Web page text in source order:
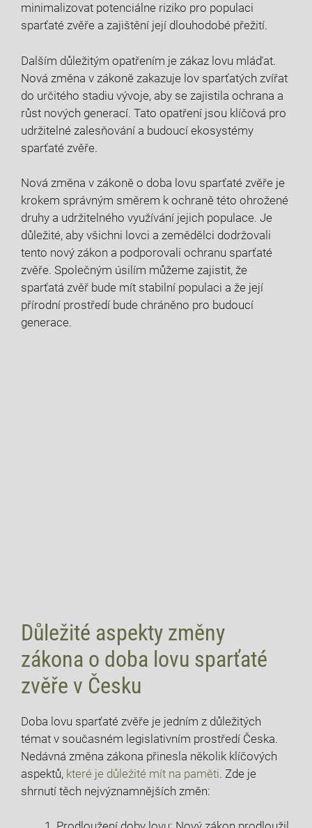
minimalizovat potenciálne riziko pro populaci
sparťaté zvěře​ a zajištění její‍ dlouhodobé přežití.
Dalším důležitým opatřením je zákaz lovu mláďat.
Nová změna ⁤v zákoně zakazuje lov sparťatých zvířat⁣
do určitého stadiu vývoje,‌ aby se zajistila ochrana a
růst nových ​generací. Tato ‍opatření jsou klíčová pro
udržitelné zalesňování ‍a ⁣budoucí ekosystémy
sparťaté zvěře.
Nová ‍změna v zákoně o‍ doba ⁤lovu⁢ sparťaté zvěře‍ je
krokem⁢ správným směrem k ochraně ‌této ohrožené
druhy a udržitelného využívání⁢ jejich populace. Je
důležité, aby všichni‍ lovci a ​zemědělci dodržovali
tento nový zákon a‌ podporovali ochranu sparťaté
zvěře. Společným úsilím můžeme zajistit, ⁣že
sparťatá⁤ zvěř⁤ bude mít stabilní populaci ⁤a ⁣že její
přírodní prostředí⁢ bude chráněno pro budoucí
generace.
Důležité aspekty změny
zákona o ⁢doba lovu‍ sparťaté
zvěře v Česku
Doba lovu sparťaté ⁤zvěře je jedním z ​důležitých
témat v současném ‌legislativním prostředí‌ Česka.‍
Nedávná změna zákona přinesla několik klíčových
aspektů, které je důležité mít ‍na​ paměti. Zde je
shrnutí těch ‌nejvýznamnějších změn: